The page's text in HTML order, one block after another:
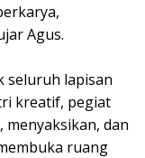
Agus.
seluruh lapisan
kreatif, pegiat
menyaksikan, dan
ruang